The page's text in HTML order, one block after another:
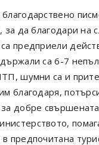
да благодари
предприели
са 6-7
шумни са и
благодаря,
добре